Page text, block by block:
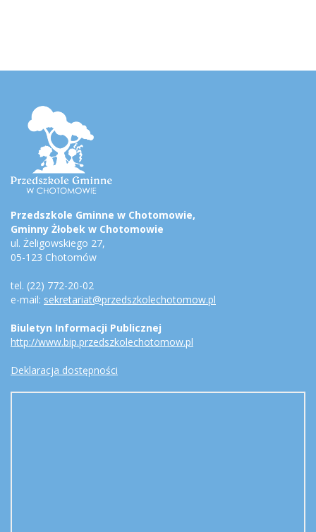
Adres
przedszkola
Przedszkole Gminne w Chotomowie,
Gminny Żłobek w Chotomowie
ul. Żeligowskiego 27,
05-123 Chotomów
tel. (22) 772-20-02
e-mail: sekretariat@przedszkolechotomow.pl
Biuletyn Informacji Publicznej
http://www.bip.przedszkolechotomow.pl
Deklaracja dostępności
Mapa